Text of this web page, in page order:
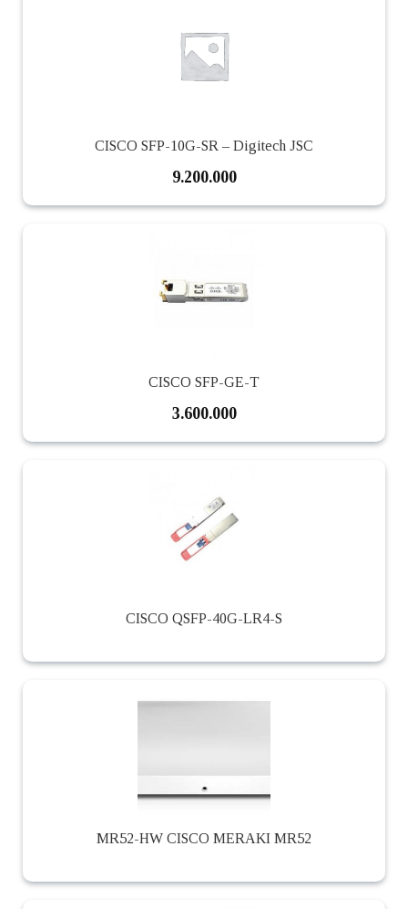
CISCO SFP-10G-SR – Digitech JSC
9.200.000
CISCO SFP-GE-T
3.600.000
CISCO QSFP-40G-LR4-S
MR52-HW CISCO MERAKI MR52